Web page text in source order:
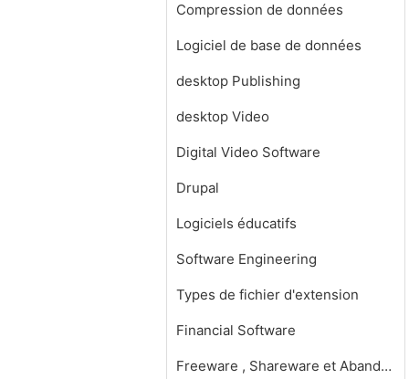
Compression de données
Logiciel de base de données
desktop Publishing
desktop Video
Digital Video Software
Drupal
Logiciels éducatifs
Software Engineering
Types de fichier d'extension
Financial Software
Freeware , Shareware et Abandonware